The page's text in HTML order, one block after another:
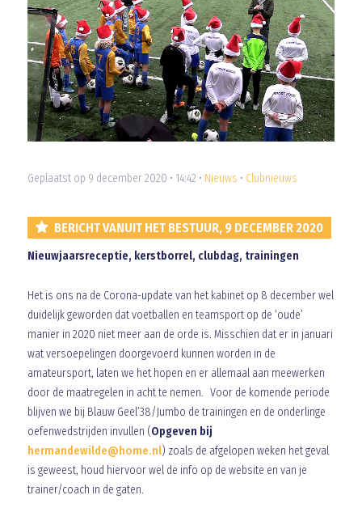
Geplaatst op 9 december 2020 • 14:42 • Nieuws • Clubnieuws
BERICHT VANUIT HET BESTUUR, 9 DECEMBER 2020
Nieuwjaarsreceptie, kerstborrel, clubdag, trainingen
Het is ons na de Corona-update van het kabinet op 8 december wel
duidelijk geworden dat voetballen en teamsport op de ‘oude’
manier in 2020 niet meer aan de orde is. Misschien dat er in januari
wat versoepelingen doorgevoerd kunnen worden in de
amateursport, laten we het hopen en er allemaal aan meewerken
door de maatregelen in acht te nemen. Voor de komende periode
blijven we bij Blauw Geel’38/Jumbo de trainingen en de onderlinge
oefenwedstrijden invullen (Opgeven bij
hermandewilde@home.nl) zoals de afgelopen weken het geval
is geweest, houd hiervoor wel de info op de website en van je
trainer/coach in de gaten.